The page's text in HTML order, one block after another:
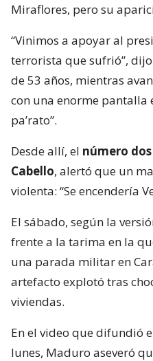
Miraflores, pero su
“Vinimos a apoyar al
terrorista que sufrió”, dijo
de 53 años, mientras
con una enorme pantalla
pa’rato”.
Desde allí, el número
Cabello, alertó que un
violenta: “Se encendería
El sábado, según la
frente a la tarima en la
una parada militar en
artefacto explotó tras
viviendas.
En el video que difundió
lunes, Maduro aseveró